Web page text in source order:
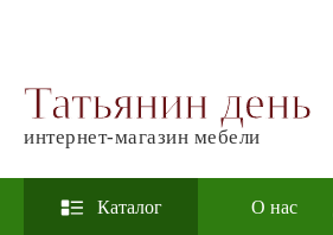
Татьянин день
интернет-магазин мебели
Каталог О нас